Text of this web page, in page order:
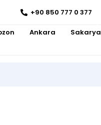
+90 850 777 0 377
Ankara Sakarya